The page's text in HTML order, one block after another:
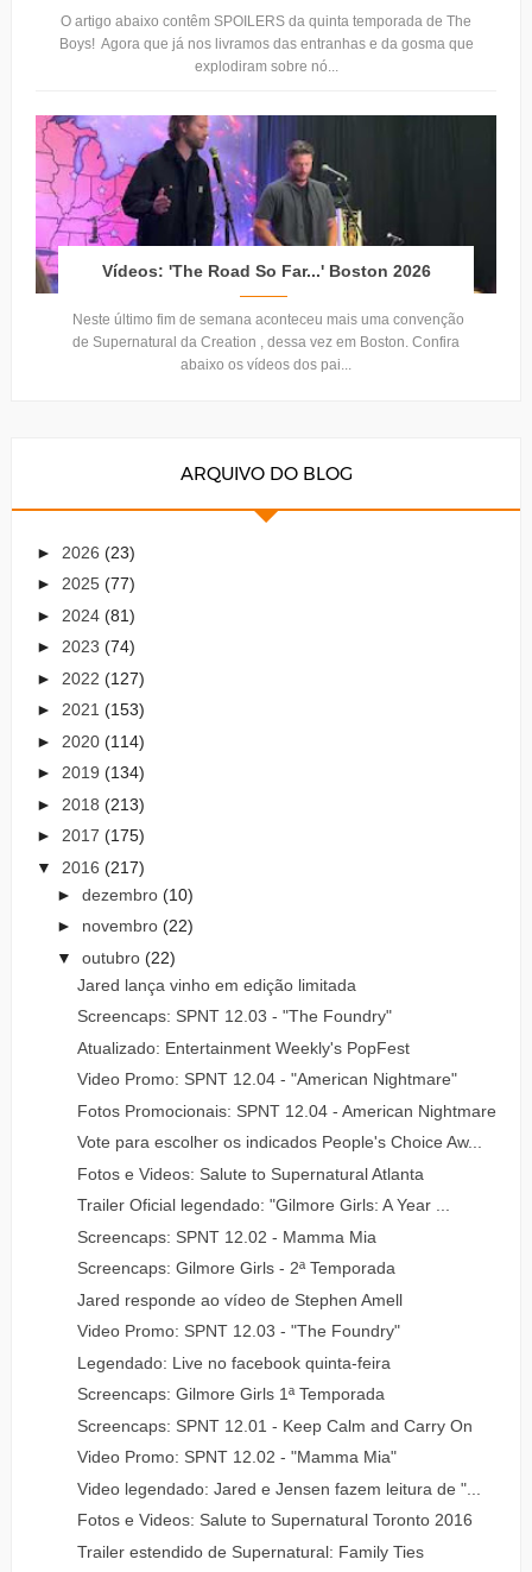
O artigo abaixo contêm SPOILERS da quinta temporada de The
Boys! Agora que já nos livramos das entranhas e da gosma que
explodiram sobre nó...
Vídeos: 'The Road So Far...' Boston 2026
Neste último fim de semana aconteceu mais uma convenção
de Supernatural da Creation , dessa vez em Boston. Confira
abaixo os vídeos dos pai...
ARQUIVO DO BLOG
► 2026 (23)
► 2025 (77)
► 2024 (81)
► 2023 (74)
► 2022 (127)
► 2021 (153)
► 2020 (114)
► 2019 (134)
► 2018 (213)
► 2017 (175)
▼ 2016 (217)
► dezembro (10)
► novembro (22)
▼ outubro (22)
Jared lança vinho em edição limitada
Screencaps: SPNT 12.03 - "The Foundry"
Atualizado: Entertainment Weekly's PopFest
Video Promo: SPNT 12.04 - "American Nightmare"
Fotos Promocionais: SPNT 12.04 - American Nightmare
Vote para escolher os indicados People's Choice Aw...
Fotos e Videos: Salute to Supernatural Atlanta
Trailer Oficial legendado: "Gilmore Girls: A Year ...
Screencaps: SPNT 12.02 - Mamma Mia
Screencaps: Gilmore Girls - 2ª Temporada
Jared responde ao vídeo de Stephen Amell
Video Promo: SPNT 12.03 - "The Foundry"
Legendado: Live no facebook quinta-feira
Screencaps: Gilmore Girls 1ª Temporada
Screencaps: SPNT 12.01 - Keep Calm and Carry On
Video Promo: SPNT 12.02 - "Mamma Mia"
Video legendado: Jared e Jensen fazem leitura de "...
Fotos e Videos: Salute to Supernatural Toronto 2016
Trailer estendido de Supernatural: Family Ties